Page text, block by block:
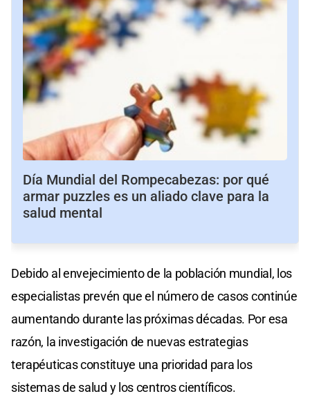
Día Mundial del Rompecabezas: por qué
armar puzzles es un aliado clave para la
salud mental
Debido al envejecimiento de la población mundial, los
especialistas prevén que el número de casos continúe
aumentando durante las próximas décadas. Por esa
razón, la investigación de nuevas estrategias
terapéuticas constituye una prioridad para los
sistemas de salud y los centros científicos.